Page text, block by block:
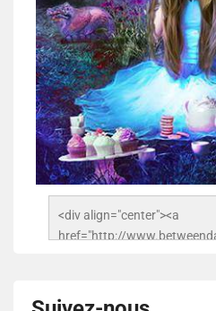
<div align="center"><a
href="http://
503716673157532-